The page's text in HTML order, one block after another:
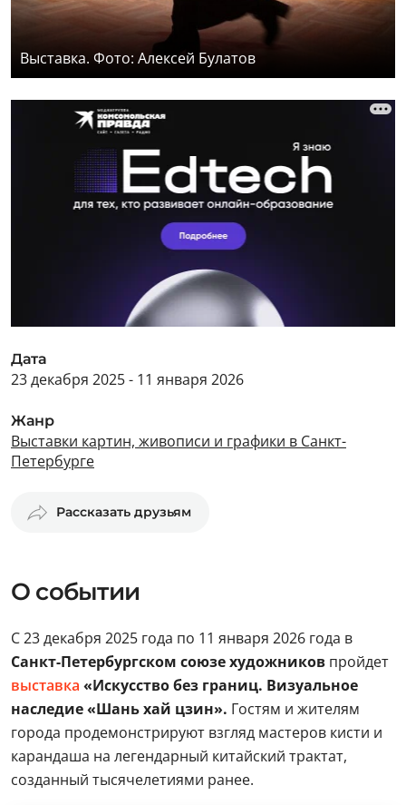
Выставка. Фото: Алексей Булатов
Дата
23 декабря 2025 - 11 января 2026
Жанр
Выставки картин, живописи и графики в Санкт-
Петербурге
Рассказать друзьям
О событии
С 23 декабря 2025 года по 11 января 2026 года в
Санкт-Петербургском союзе художников пройдет
выставка «Искусство без границ. Визуальное
наследие «Шань хай цзин». Гостям и жителям
города продемонстрируют взгляд мастеров кисти и
карандаша на легендарный китайский трактат,
созданный тысячелетиями ранее.